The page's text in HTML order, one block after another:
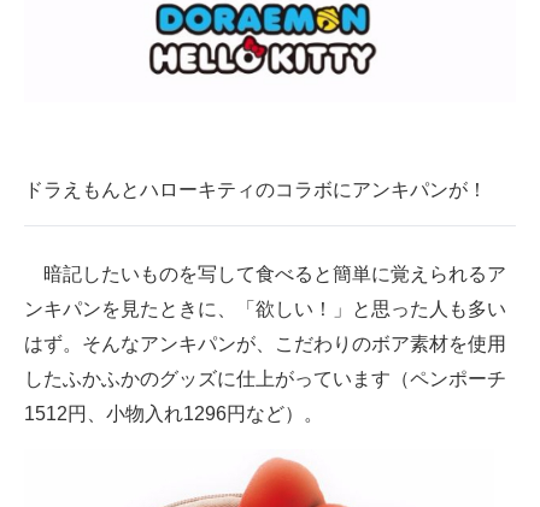
マーケ×ITの今がよく分かる
ITエンジニア向け専門サイト
モノづくり技術者専門サイト
エレクトロニクス専門サイト
電子設計の基本と応用
エネルギーの専門メディア
ドラえもんとハローキティのコラボにアンキパンが！
暗記したいものを写して食べると簡単に覚えられるア
ンキパンを見たときに、「欲しい！」と思った人も多い
はず。そんなアンキパンが、こだわりのボア素材を使用
したふかふかのグッズに仕上がっています（ペンポーチ
1512円、小物入れ1296円など）。